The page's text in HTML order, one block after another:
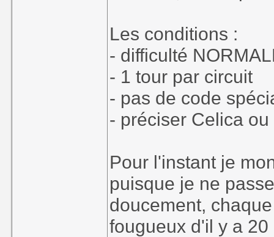
Les conditions :
- difficulté
- 1 tour par circuit
- pas de code
- préciser Celica
Pour l'instant je
puisque je ne
doucement,
fougueux d'il y a 20